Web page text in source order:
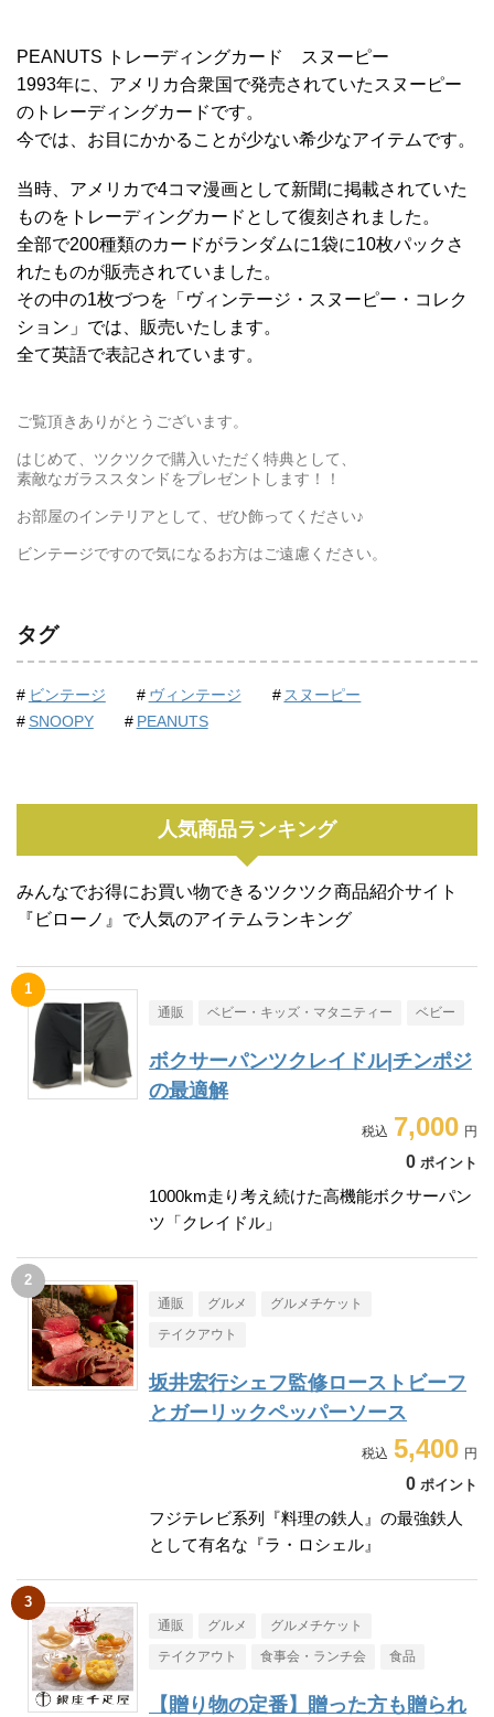
PEANUTS トレーディングカード スヌーピー
1993年に、アメリカ合衆国で発売されていたスヌーピー
のトレーディングカードです。
今では、お目にかかることが少ない希少なアイテムです。
当時、アメリカで4コマ漫画として新聞に掲載されていた
ものをトレーディングカードとして復刻されました。
全部で200種類のカードがランダムに1袋に10枚パックさ
れたものが販売されていました。
その中の1枚づつを「ヴィンテージ・スヌーピー・コレク
ション」では、販売いたします。
全て英語で表記されています。
ご覧頂きありがとうございます。
はじめて、ツクツクで購入いただく特典として、
素敵なガラススタンドをプレゼントします！！
お部屋のインテリアとして、ぜひ飾ってください♪
ビンテージですので気になるお方はご遠慮ください。
タグ
ビンテージ ヴィンテージ
スヌーピー
SNOOPY
PEANUTS
人気商品ランキング
みんなでお得にお買い物できるツクツク商品紹介サイト
『ビローノ』で人気のアイテムランキング
通販 ベビー・キッズ・マタニティー ベビー
ボクサーパンツクレイドル|チンポジ
の最適解
7,000
0 ポイント
1000km走り考え続けた高機能ボクサーパン
ツ「クレイドル」
通販 グルメ グルメチケット
テイクアウト
坂井宏行シェフ監修ローストビーフ
とガーリックペッパーソース
5,400
0 ポイント
フジテレビ系列『料理の鉄人』の最強鉄人
として有名な『ラ・ロシェル』
通販 グルメ グルメチケット
テイクアウト 食事会・ランチ会 食品
【贈り物の定番】贈った方も贈られ